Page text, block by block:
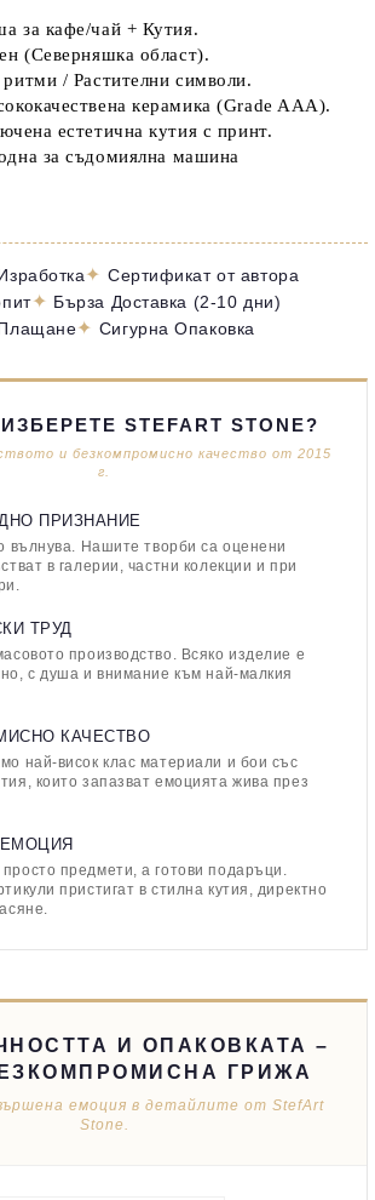
за кафе/чай + Кутия.
(Северняшка област).
/ Растителни символи.
керамика (Grade AAA).
естетична кутия с принт.
засъдомиялна машина
✦ Сертификат от автора
✦ Бърза Доставка (2-10 дни)
✦ Сигурна Опаковка
STEFART STONE?
и безкомпромисно качество от 2015
г.
ПРИЗНАНИЕ
вълнува. Нашите творби са оценени
в галерии, частни колекции и при
ТРУД
производство. Всяко изделие е
с душа и внимание към най-малкия
КАЧЕСТВО
най-висок клас материали и бои със
които запазват емоцията жива през
предмети, а готови подаръци.
пристигат в стилна кутия, директно
И ОПАКОВКАТА –
ГРИЖА
емоция в детайлите от StefArt
Stone.